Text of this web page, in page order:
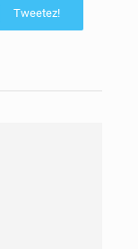
Tweetez!